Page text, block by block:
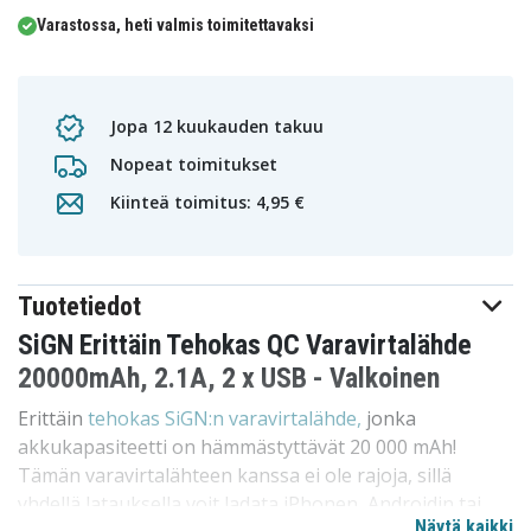
Varastossa, heti valmis toimitettavaksi
Jopa 12 kuukauden takuu
Nopeat toimitukset
Kiinteä toimitus: 4,95 €
Tuotetiedot
SiGN Erittäin Tehokas QC Varavirtalähde
20000mAh, 2.1A, 2 x USB - Valkoinen
Erittäin tehokas SiGN:n varavirtalähde, jonka
akkukapasiteetti on hämmästyttävät 20 000 mAh!
Tämän varavirtalähteen kanssa ei ole rajoja, sillä
yhdellä latauksella voit ladata iPhonen, Androidin tai